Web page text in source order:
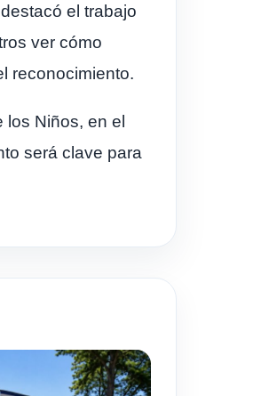
el trabajo
ver cómo
reconocimiento.
los Niños, en el
será clave para